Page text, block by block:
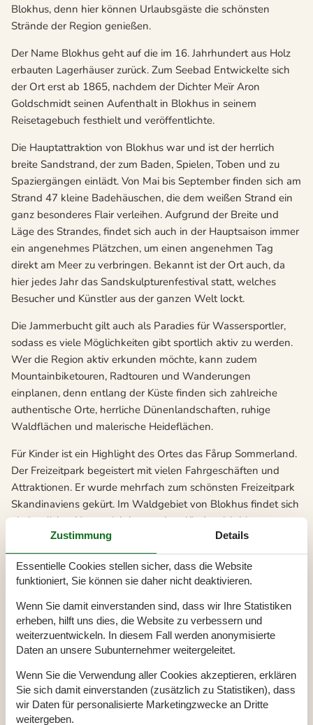
Blokhus, denn hier können Urlaubsgäste die schönsten
Strände der Region genießen.
Der Name Blokhus geht auf die im 16. Jahrhundert aus Holz
erbauten Lagerhäuser zurück. Zum Seebad Entwickelte sich
der Ort erst ab 1865, nachdem der Dichter Meïr Aron
Goldschmidt seinen Aufenthalt in Blokhus in seinem
Reisetagebuch festhielt und veröffentlichte.
Die Hauptattraktion von Blokhus war und ist der herrlich
breite Sandstrand, der zum Baden, Spielen, Toben und zu
Spaziergängen einlädt. Von Mai bis September finden sich am
Strand 47 kleine Badehäuschen, die dem weißen Strand ein
ganz besonderes Flair verleihen. Aufgrund der Breite und
Läge des Strandes, findet sich auch in der Hauptsaison immer
ein angenehmes Plätzchen, um einen angenehmen Tag
direkt am Meer zu verbringen. Bekannt ist der Ort auch, da
hier jedes Jahr das Sandskulpturenfestival statt, welches
Besucher und Künstler aus der ganzen Welt lockt.
Die Jammerbucht gilt auch als Paradies für Wassersportler,
sodass es viele Möglichkeiten gibt sportlich aktiv zu werden.
Wer die Region aktiv erkunden möchte, kann zudem
Mountainbiketouren, Radtouren und Wanderungen
einplanen, denn entlang der Küste finden sich zahlreiche
authentische Orte, herrliche Dünenlandschaften, ruhige
Waldflächen und malerische Heideflächen.
Für Kinder ist ein Highlight des Ortes das Fårup Sommerland.
Der Freizeitpark begeistert mit vielen Fahrgeschäften und
Attraktionen. Er wurde mehrfach zum schönsten Freizeitpark
Skandinaviens gekürt. Im Waldgebiet von Blokhus findet sich
ein herrlicher Naturspielplatz, sodass Kinder sich hier
austoben können und die ganze Familie ein Picknick
genießen kann. Doch im Grunde ist ganz Norjütland ein
großer Abenteuerspielplatz für Kinder, denn die herrliche
Natur hat einiges zu bieten und es gibt immer wieder etwas
zu entdecken.
Empfehlenswert ist zudem ein Ausflug nach Aalborg. Die
schöne Stadt lockt mit einem gepflegten Zoo, der mit 100
Zusatzangebote bietet. Zudem lockt die Stadt mit ihrem
breiten Kulturangebot und es finden sich einige interessante
Museen. Ebenfalls beliebt sind Ausflüge ins Nordsøen
Zustimmung Details
Essentielle Cookies stellen sicher, dass die Website
funktioniert, Sie können sie daher nicht deaktivieren.
Wenn Sie damit einverstanden sind, dass wir Ihre Statistiken
erheben, hilft uns dies, die Website zu verbessern und
weiterzuentwickeln. In diesem Fall werden anonymisierte
Daten an unsere Subunternehmer weitergeleitet.
Wenn Sie die Verwendung aller Cookies akzeptieren, erklären
Sie sich damit einverstanden (zusätzlich zu Statistiken), dass
wir Daten für personalisierte Marketingzwecke an Dritte
weitergeben.